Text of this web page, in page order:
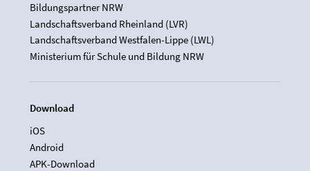
Bildungspartner NRW
Landschaftsverband Rheinland (LVR)
Landschaftsverband Westfalen-Lippe (LWL)
Ministerium für Schule und Bildung NRW
Download
iOS
Android
APK-Download